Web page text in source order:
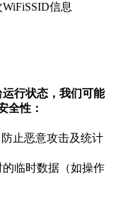
信息
运行状态 ，我们可能
全性：
止恶意攻击及统计
临时数据（如操作